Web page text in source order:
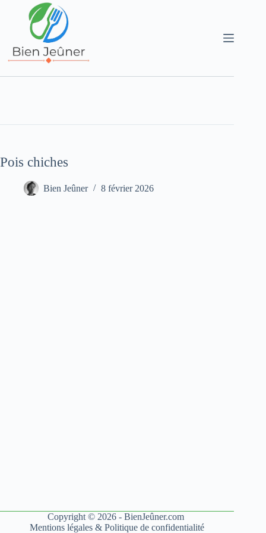
Pois chiches
Bien Jeûner 8 février 2026
Copyright © 2026 - BienJeûner.com
Mentions légales &Politique de confidentialité